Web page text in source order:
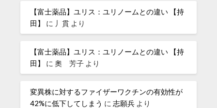
【富士薬品】ユリス：ユリノームとの違い 【持
田】
に 丿貫 より
【富士薬品】ユリス：ユリノームとの違い 【持
田】
に奧 芳子 より
変異株に対するファイザーワクチンの有効性が
42%に低下してしまう に志願兵 より